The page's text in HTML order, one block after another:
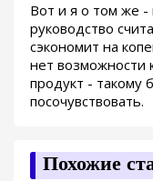
Вот и я о том же -
руководство
сэкономит на
нет возможности
продукт - такому
посочувствовать.
Похожие